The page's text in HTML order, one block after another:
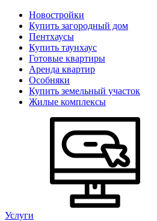
Новостройки
Купить загородный дом
Пентхаусы
Купить таунхаус
Готовые квартиры
Аренда квартир
Особняки
Купить земельный участок
Жилые комплексы
Услуги